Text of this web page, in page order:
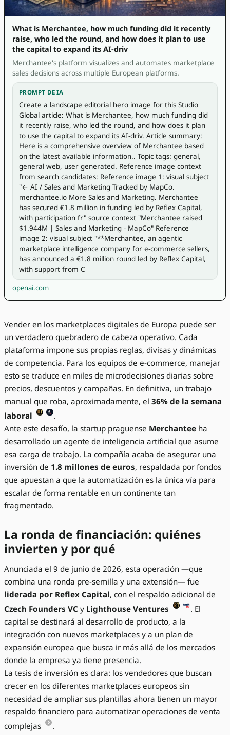
What is Merchantee, how much funding did it recently
raise, who led the round, and how does it plan to use
the capital to expand its AI-driv
Merchantee's platform visualizes and automates marketplace
sales decisions across multiple European platforms.
PROMPT DE IA
Create a landscape editorial hero image for this Studio
Global article: What is Merchantee, how much funding did
it recently raise, who led the round, and how does it plan
to use the capital to expand its AI-driv. Article summary:
Here is a comprehensive overview of Merchantee based
on the latest available information.. Topic tags: general,
general web, user generated. Reference image context
from search candidates: Reference image 1: visual subject
"← AI / Sales and Marketing Tracked by MapCo.
merchantee.io More Sales and Marketing. Merchantee
has secured €1.8 million in funding led by Reflex Capital,
with participation fr" source context "Merchantee raised
$1.944M | Sales and Marketing - MapCo" Reference
image 2: visual subject "**Merchantee, an agentic
marketplace intelligence company for e-commerce sellers,
has announced a €1.8 million round led by Reflex Capital,
with support from C
openai.com
Vender en los marketplaces digitales de Europa puede ser
un verdadero quebradero de cabeza operativo. Cada
plataforma impone sus propias reglas, divisas y dinámicas
de competencia. Para los equipos de e-commerce, manejar
esto se traduce en miles de microdecisiones diarias sobre
precios, descuentos y campañas. En definitiva, un trabajo
manual que roba, aproximadamente, el 36% de la semana
laboral
.
Ante este desafío, la startup praguense Merchantee ha
desarrollado un agente de inteligencia artificial que asume
esa carga de trabajo. La compañía acaba de asegurar una
inversión de 1.8 millones de euros, respaldada por fondos
que apuestan a que la automatización es la única vía para
escalar de forma rentable en un continente tan
fragmentado.
La ronda de financiación: quiénes
invierten y por qué
Anunciada el 9 de junio de 2026, esta operación —que
combina una ronda pre-semilla y una extensión— fue
liderada por Reflex Capital, con el respaldo adicional de
Czech Founders VC y Lighthouse Ventures
. El
capital se destinará al desarrollo de producto, a la
integración con nuevos marketplaces y a un plan de
expansión europea que busca ir más allá de los mercados
donde la empresa ya tiene presencia.
La tesis de inversión es clara: los vendedores que buscan
crecer en los diferentes marketplaces europeos sin
necesidad de ampliar sus plantillas ahora tienen un mayor
respaldo financiero para automatizar operaciones de venta
complejas
.